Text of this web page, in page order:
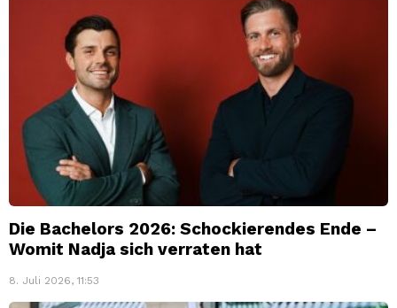
Die Bachelors 2026: Schockierendes Ende –
Womit Nadja sich verraten hat
8. Juli 2026, 11:53